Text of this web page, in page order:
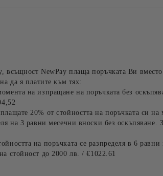
всъщност NewPay плаща поръчката Ви
да я платите към тях:
на изпращане на поръчката без
20% от стойността на поръчката си на
на 3 равни месечни вноски без оскъпяване.
на поръчката се разпределя в 6 равни
стойност до 2000 лв. / €1022.61